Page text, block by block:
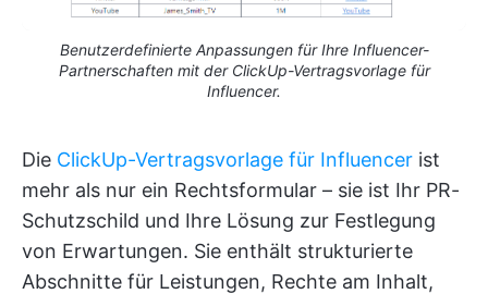
Benutzerdefinierte Anpassungen für Ihre Influencer-
Partnerschaften mit der ClickUp-Vertragsvorlage für
Influencer.
Die ClickUp-Vertragsvorlage für Influencer ist
mehr als nur ein Rechtsformular – sie ist Ihr PR-
Schutzschild und Ihre Lösung zur Festlegung
von Erwartungen. Sie enthält strukturierte
Abschnitte für Leistungen, Rechte am Inhalt,